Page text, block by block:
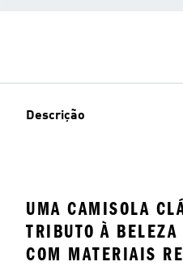
Descrição
UMA CAMISOLA
TRIBUTO À
COM MATERIAIS